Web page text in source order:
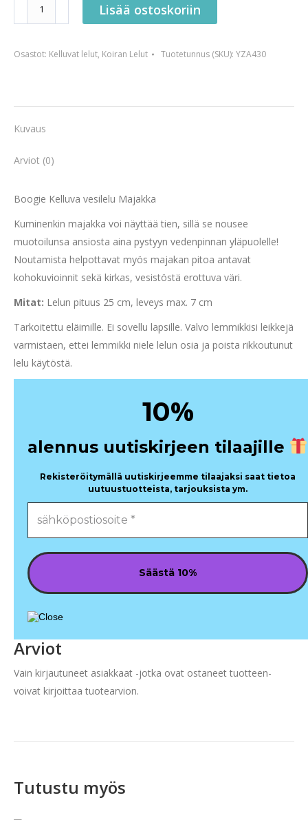
Majakka,
määrä
Lisää ostoskoriin
Osastot: Kelluvat lelut, Koiran Lelut Tuotetunnus (SKU): YZA430
Kuvaus
Arviot (0)
Boogie Kelluva vesilelu Majakka
Kuminenkin majakka voi näyttää tien, sillä se nousee
muotoilunsa ansiosta aina pystyyn vedenpinnan yläpuolelle!
Noutamista helpottavat myös majakan pitoa antavat
kohokuvioinnit sekä kirkas, vesistöstä erottuva väri.
Mitat: Lelun pituus 25 cm, leveys max. 7 cm
Tarkoitettu eläimille. Ei sovellu lapsille. Valvo lemmikkisi leikkejä
varmistaen, ettei lemmikki niele lelun osia ja poista rikkoutunut
lelu käytöstä.
10%
alennus uutiskirjeen tilaajille
Rekisteröitymällä uutiskirjeemme tilaajaksi saat tietoa
uutuustuotteista, tarjouksista ym.
Arviot
Vain kirjautuneet asiakkaat -jotka ovat ostaneet tuotteen-
voivat kirjoittaa tuotearvion.
Tutustu myös